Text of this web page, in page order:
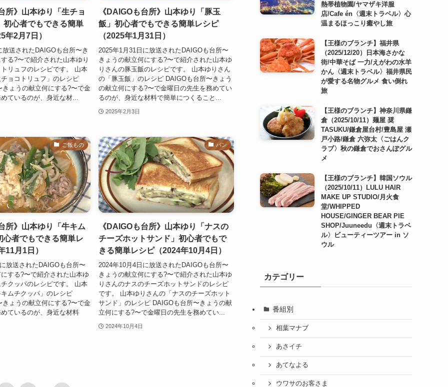
所》山本ゆり「生チョ
初心者でもできる簡単
年2月7日）
放送されたDAIGOも台所〜き
る?〜で紹介された山本ゆり
リュフのレシピです。 山本
ョコトリュフ」のレシピ
きょうの献立何にする?〜で金
ているのが、身近な材...
《DAIGOも台所》山本ゆり「豚玉
飯」初心者でもできる簡単レシピ
（2025年1月31日）
2025年1月31日に放送されたDAIGOも台所〜
きょうの献立何にする?〜で紹介された山本ゆ
りさんの豚玉飯のレシピです。 山本ゆりさん
の「豚玉飯」のレシピ DAIGOも台所〜きょう
の献立何にする?〜で金曜日の先生を務めてい
るのが、身近な材料で簡単につくること...
2025年2月3日
ご飯もの
所》山本ゆり「牛キム
心者でもできる簡単レ
11月1日）
放送されたDAIGOも台所〜
する?〜で紹介された山本ゆ
クッパのレシピです。 山本
ムチクッパ」のレシピ
きょうの献立何にする?〜で金
ているのが、身近な材料
パン
《DAIGOも台所》山本ゆり「ナスの
チーズホットサンド」初心者でもで
きる簡単レシピ（2024年10月4日）
2024年10月4日に放送されたDAIGOも台所〜
きょうの献立何にする?〜で紹介された山本ゆ
りさんのナスのチーズホットサンドのレシピ
です。 山本ゆりさんの「ナスのチーズホット
サンド」のレシピ DAIGOも台所〜きょうの献
立何にする?〜で金曜日の先生を務めてい...
2024年10月4日
熱帯植物園/ヤマザキ洋服
店/Cafe én〈週末トラベル〉心
温まるほっこり癒やし旅
【王様のブランチ】福井県
（2025/12/20）日本海さかな
街/中華そば 一力/えがわの水羊
かん〈週末トラベル〉福井県民
が愛する名物グルメ 食い倒れ
旅
【王様のブランチ】神奈川県鎌
倉（2025/10/11）麺屋 奨
TASUKU/鎌倉屋台村/豊島屋 瀬
戸小路/鎌倉 六弥太〈ごはんク
ラブ〉秋の鎌倉でおさんぽグル
メ
【王様のブランチ】韓国ソウル
（2025/10/11）LULU HAIR
MAKE UP STUDIO/月火食
堂/WHIPPED
HOUSE/GINGER BEAR PIE
SHOP/Juuneedu〈週末トラベ
ル〉ビューティーツアー in ソ
ウル
カテゴリー
番組別
相葉マナブ
あさイチ
あてなよる
ウワサのお客さま